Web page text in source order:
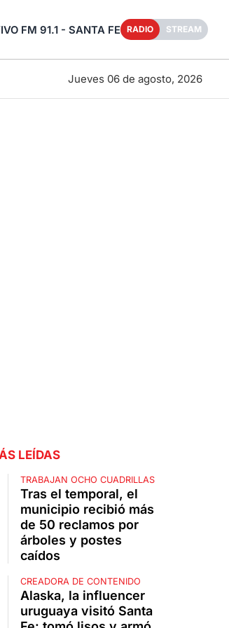
FM 91.1 - SANTA FE RADIO STREAM
Jueves 06 de agosto, 2026
LEÍDAS
TRABAJAN OCHO CUADRILLAS
Tras el temporal, el
municipio recibió más
de 50 reclamos por
árboles y postes
caídos
CREADORA DE CONTENIDO
Alaska, la influencer
uruguaya visitó Santa